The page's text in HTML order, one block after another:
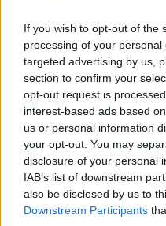
If you wish to opt-out of the
processing of your
targeted advertising by us,
section to confirm your
opt-out request is
interest-based ads based
us or personal information
your opt-out. You may
disclosure of your personal
IAB’s list of downstream
also be disclosed by us to
Downstream Participants
necessità!
Inoltre, non avere
formati pubblicitari e
Monitorare
essenziale. Non
una scienza e
il successo. Sei pronto
KPI da